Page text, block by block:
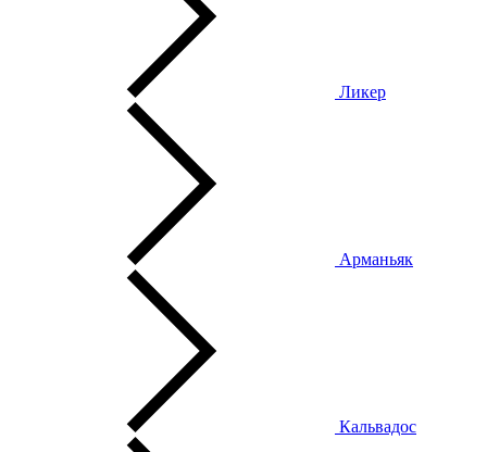
Ликер
Арманьяк
Кальвадос